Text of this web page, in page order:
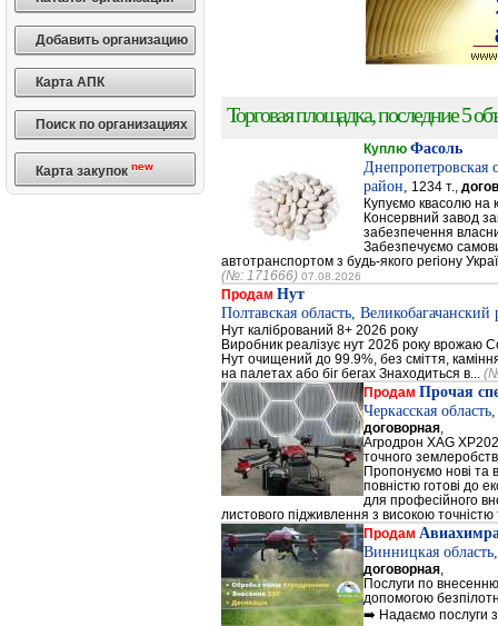
Добавить организацию
Карта АПК
Поиск по организациях
Карта закупок new
Торговая площадка, последние 5
Куплю Фасоль
Днепропетровская
район, 1234 т.,
Купуємо квасолю на
Консервний завод
забезпечення
Забезпечуємо
автотранспортом з будь-якого регіону
(№: 171666) 07.08.2026
Продам Нут
Полтавская область, Великобагачанский
Нут калібрований 8+ 2026 року
Виробник реалізує нут 2026 року врожаю
Нут очищений до 99.9%, без сміття,
на палетах або біг бегах Знаходиться в...
Продам Прочая
Черкасская
договорная
Агродрон XAG
точного
Пропонуємо нові та
повністю готові до
для професійного
листового підживлення з високою
Продам
Винницкая
договорная
Послуги по
допомогою
➡️ Надаємо послуги з